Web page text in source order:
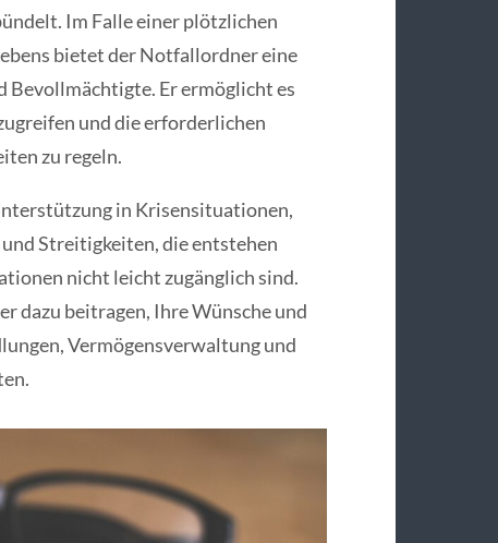
Im Falle einer plötzlichen
bietet der Notfallordner eine
Er ermöglicht es
und die erforderlichen
zu regeln.
in Krisensituationen,
Streitigkeiten, die entstehen
nicht leicht zugänglich sind.
dazu beitragen, Ihre Wünsche und
Vermögensverwaltung und